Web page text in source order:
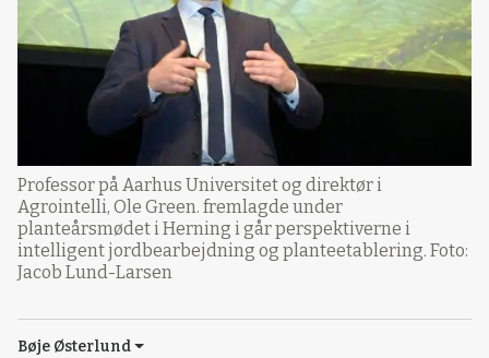
Professor på Aarhus Universitet og direktør i
Agrointelli, Ole Green. fremlagde under
planteårsmødet i Herning i går perspektiverne i
intelligent jordbearbejdning og planteetablering. Foto:
Jacob Lund-Larsen
Bøje Østerlund